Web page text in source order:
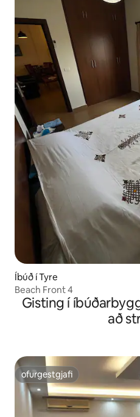
Íbúð í Tyre
Beach Front 4
Gisting í
að
ofurgestgjafi
ofurgestgjafi